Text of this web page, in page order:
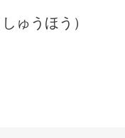
ゅうほう）